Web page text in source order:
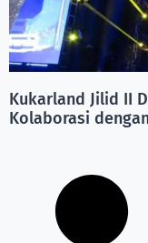
Kukarland Jilid II
Kolaborasi